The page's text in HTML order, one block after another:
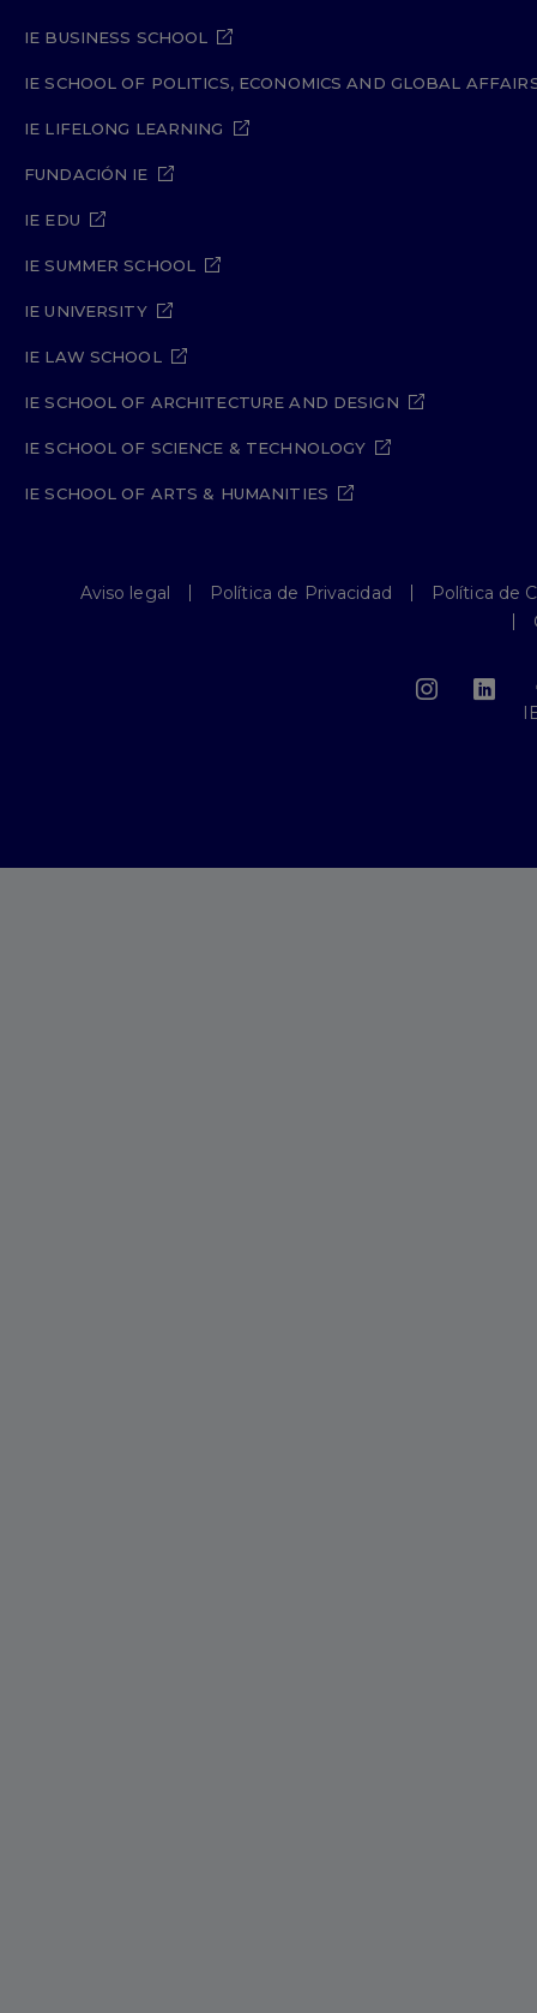
IE BUSINESS SCHOOL
IE SCHOOL OF POLITICS, ECONOMICS AND GLOBAL
IE LIFELONG LEARNING
FUNDACIÓN IE
IE EDU
IE SUMMER SCHOOL
IE UNIVERSITY
IE LAW SCHOOL
IE SCHOOL OF ARCHITECTURE AND DESIGN
IE SCHOOL OF SCIENCE & TECHNOLOGY
IE SCHOOL OF ARTS & HUMANITIES
Aviso legal Política de Privacidad
Política de